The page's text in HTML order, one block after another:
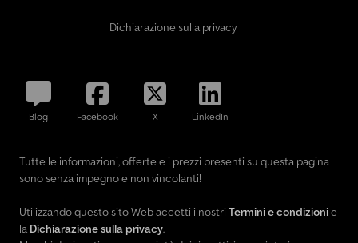
Dichiarazione sulla privacy
Blog Facebook X LinkedIn
Tutte le informazioni, offerte e i prezzi presenti su questa pagina
sono senza impegno e non vincolanti!
Utilizzando questo sito Web accetti i nostri Termini e condizionie
la Dichiarazione sulla privacy.